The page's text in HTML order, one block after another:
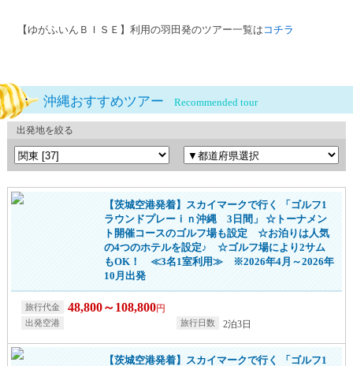
【ゆがふいんＢＩＳＥ】利用の羽田発のツアー一覧は コチラ
沖縄おすすめツアー Recommended tour
出発地を絞る
【茨城空港発着】スカイマークで行く 「ゴルフ1
ラウンドプレーｉｎ沖縄 3日間」 ☆トーナメン
ト開催コースのゴルフ場も設定 ☆お泊りは人気
の4つのホテルを設定♪ ☆ゴルフ場により2サム
もOK！ ≪3名1室利用≫ ※2026年4月～2026年
10月出発
48,800～108,800円
2泊3日
【茨城空港発着】スカイマークで行く 「ゴルフ1